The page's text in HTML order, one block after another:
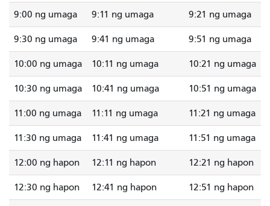
9:00 ng umaga 9:11 ng umaga 9:21 ng umaga
9:30 ng umaga 9:41 ng umaga 9:51 ng umaga
10:00 ng umaga 10:11 ng umaga 10:21 ng umaga
10:30 ng umaga 10:41 ng umaga 10:51 ng umaga
11:00 ng umaga 11:11 ng umaga 11:21 ng umaga
11:30 ng umaga 11:41 ng umaga 11:51 ng umaga
12:00 ng hapon 12:11 ng hapon 12:21 ng hapon
12:30 ng hapon 12:41 ng hapon 12:51 ng hapon